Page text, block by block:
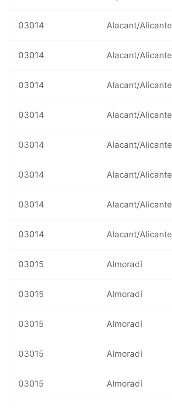
03014 Alacant/Alicante
03014 Alacant/Alicante
03014 Alacant/Alicante
03014 Alacant/Alicante
03014 Alacant/Alicante
03014 Alacant/Alicante
03014 Alacant/Alicante
03014 Alacant/Alicante
03015 Almoradí
03015 Almoradí
03015 Almoradí
03015 Almoradí
03015 Almoradí